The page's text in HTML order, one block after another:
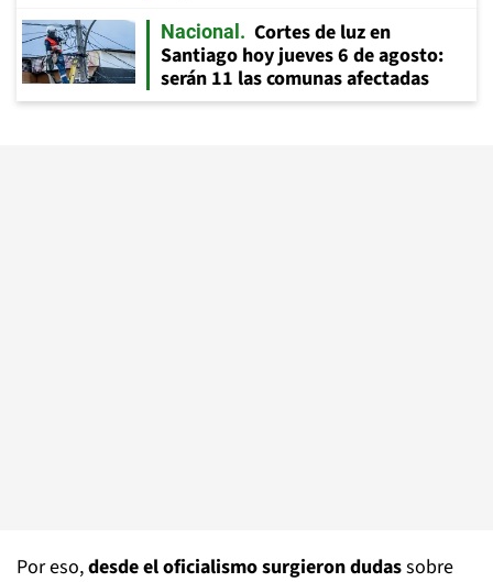
Nacional
Cortes de luz en
Santiago hoy jueves 6 de agosto:
serán 11 las comunas afectadas
Por eso,desde el oficialismo surgieron dudassobre